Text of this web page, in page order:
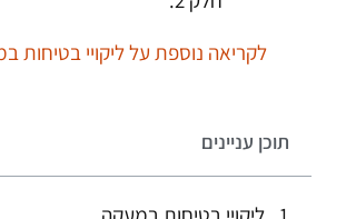
לקריאה נוספת על ליקויי בטיחות
תוכן עניינים